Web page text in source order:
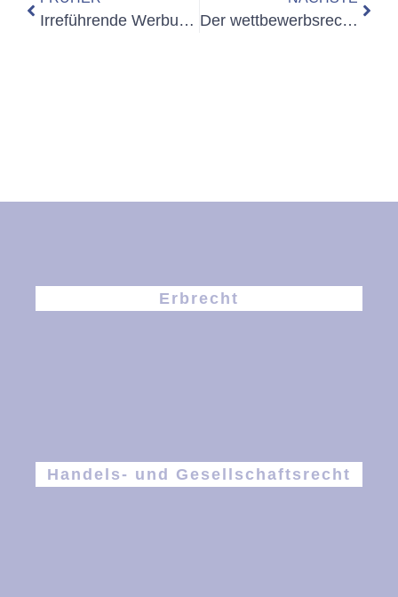
Irreführende Werbung und wie man gegen sie vorgeht: gar nicht immer ganz einfach Der wettbewerbsrechtliche Leistungsschutz kommt grundsätzlich nur dem Hersteller zugute
Erbrecht
Handels- und Gesellschaftsrecht